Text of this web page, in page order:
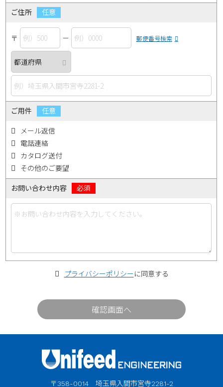
ご住所
〒 － 郵便番号検索
ご用件
メール返信
電話連絡
カタログ送付
その他のご要望
お問い合わせ内容
プライバシーポリシー に同意する
〒358-0014 埼玉県入間市宮寺2281-2